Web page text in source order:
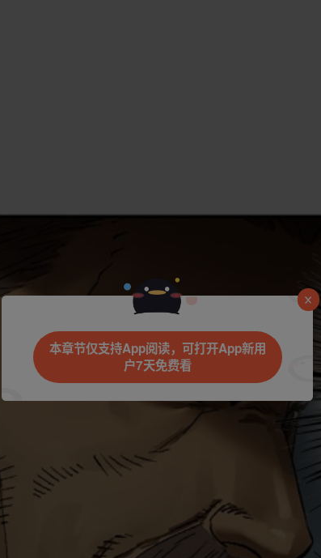
本章节仅支持App阅读，可打开App新用
户7天免费看